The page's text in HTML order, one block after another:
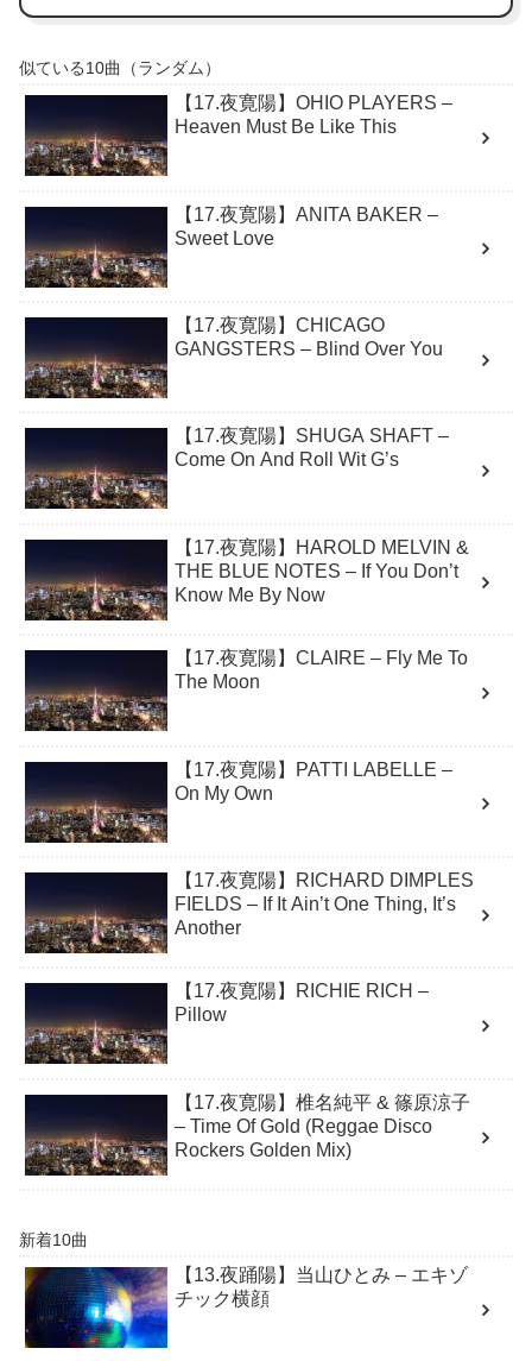
似ている10曲（ランダム）
【17.夜寛陽】OHIO PLAYERS –
Heaven Must Be Like This
【17.夜寛陽】ANITA BAKER –
Sweet Love
【17.夜寛陽】CHICAGO
GANGSTERS – Blind Over You
【17.夜寛陽】SHUGA SHAFT –
Come On And Roll Wit G’s
【17.夜寛陽】HAROLD MELVIN &
THE BLUE NOTES – If You Don’t
Know Me By Now
【17.夜寛陽】CLAIRE – Fly Me To
The Moon
【17.夜寛陽】PATTI LABELLE –
On My Own
【17.夜寛陽】RICHARD DIMPLES
FIELDS – If It Ain’t One Thing, It’s
Another
【17.夜寛陽】RICHIE RICH –
Pillow
【17.夜寛陽】椎名純平 & 篠原涼子
– Time Of Gold (Reggae Disco
Rockers Golden Mix)
新着10曲
【13.夜踊陽】当山ひとみ – エキゾ
チック横顔